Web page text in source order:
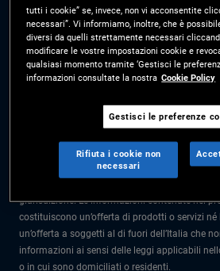
Prima dell’adesione leggere il Prospetto e il
informazioni chiave per l'investitore (KIID)
Le informazioni nel presente sito sono rivolte
Italia.
Tutto il materiale contenuto nel presente sito
informativo e non è da intendersi come una
investitori dovrebbero rivolgersi a un
giurisdizione. Le informazioni contenute nel
costituiscono un’offerta di prodotti o servizi
un’offerta a soggetti al di fuori dell’Italia che
informazioni ai sensi delle leggi applicabili
o in cui sono domiciliati o residenti.
tutti i cookie” se, invece, non vi acconsentite
necessari”. Vi informiamo, inoltre, che è
diversi da quelli strettamente necessari
modificare le vostre impostazioni cookie e
qualsiasi momento tramite ‘Gestisci le
informazioni consultate la nostra Cookie Policy
Gestisci le preferenze
Rifiuta i cookie non
necessari